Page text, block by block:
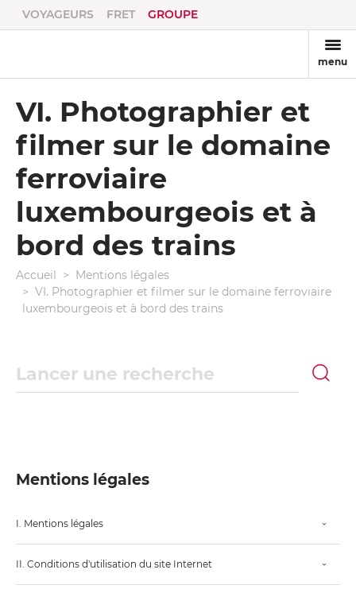
VOYAGEURS FRET GROUPE
menu
VI. Photographier et
filmer sur le domaine
ferroviaire
luxembourgeois et à
bord des trains
Accueil
Mentions légales
VI. Photographier et filmer sur le domaine ferroviaire
luxembourgeois et à bord des trains
Mentions légales
I. Mentions légales
II. Conditions d'utilisation du site Internet